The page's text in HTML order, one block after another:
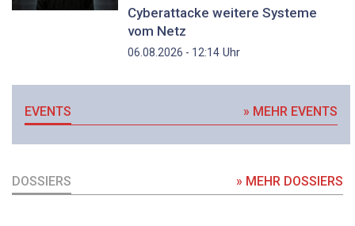
Cyberattacke weitere Systeme
vom Netz
06.08.2026 - 12:14Uhr
EVENTS » MEHR EVENTS
DOSSIERS » MEHR DOSSIERS